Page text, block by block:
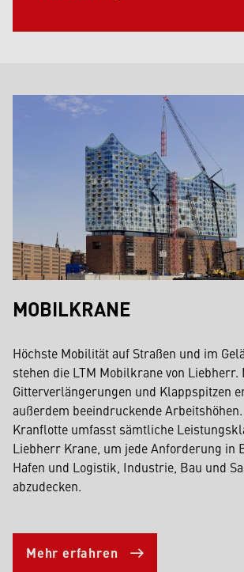
MOBILKRANE
Höchste Mobilität auf Straßen und im
stehen die LTM Mobilkrane von Liebherr.
Gitterverlängerungen und Klappspitzen
außerdem beeindruckende
Kranflotte umfasst sämtliche
Liebherr Krane, um jede Anforderung in
Hafen und Logistik, Industrie, Bau und
abzudecken.
Mehr erfahren